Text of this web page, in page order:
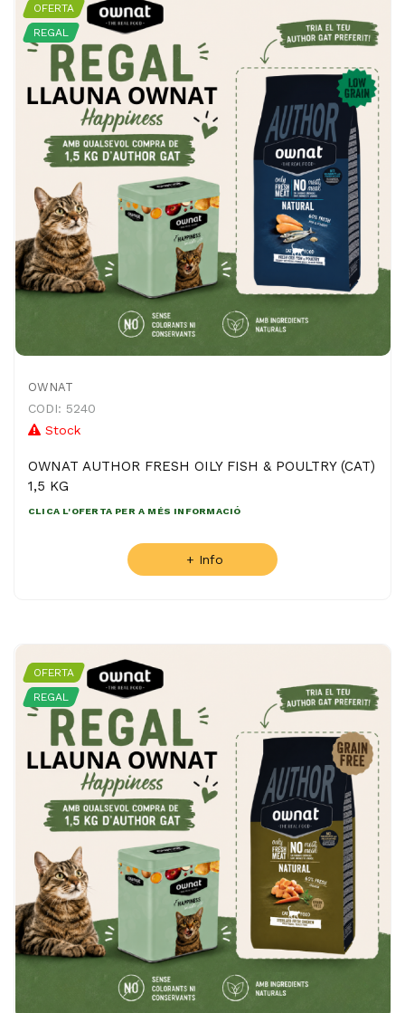
OFERTA
REGAL
OWNAT
CODI: 5240
Stock
OWNAT AUTHOR FRESH OILY FISH & POULTRY (CAT)
1,5 KG
CLICA L'OFERTA PER A MÉS INFORMACIÓ
+ Info
OFERTA
REGAL